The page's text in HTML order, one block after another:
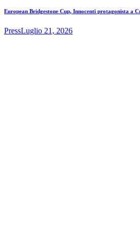
European Bridgestone Cup, Innocenti protagonista a
PressLuglio 21, 2026